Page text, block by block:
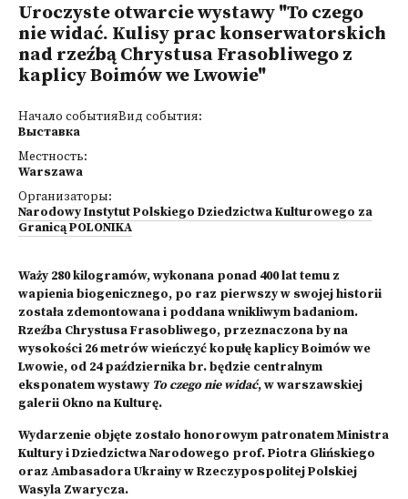
Uroczyste otwarcie wystawy "To czego
nie widać. Kulisy prac konserwatorskich
nad rzeźbą Chrystusa Frasobliwego z
kaplicy Boimów we Lwowie"
Начало событияВид события:
Выставка
Местность:
Warszawa
Организаторы:
Narodowy Instytut Polskiego Dziedzictwa Kulturowego za
Granicą POLONIKA
Waży 280 kilogramów, wykonana ponad 400 lat temu z
wapienia biogenicznego, po raz pierwszy w swojej historii
została zdemontowana i poddana wnikliwym badaniom.
Rzeźba Chrystusa Frasobliwego, przeznaczona by na
wysokości 26 metrów wieńczyć kopułę kaplicy Boimów we
Lwowie, od 24 października br. będzie centralnym
eksponatem wystawy To czego nie widać, w warszawskiej
galerii Okno na Kulturę.
Wydarzenie objęte zostało honorowym patronatem Ministra
Kultury i Dziedzictwa Narodowego prof. Piotra Glińskiego
oraz Ambasadora Ukrainy w Rzeczypospolitej Polskiej
Wasyla Zwarycza.